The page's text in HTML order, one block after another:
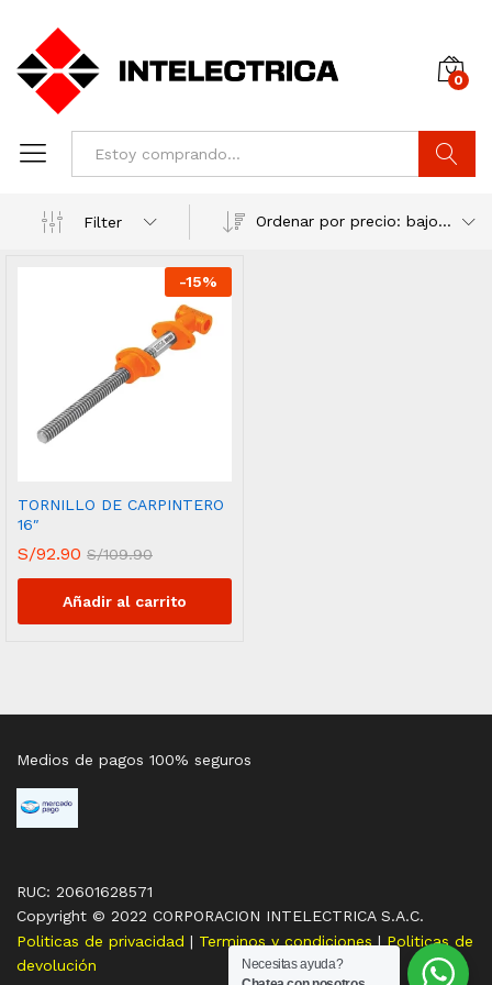
0
Filter
Ordenar por precio: bajo a alto
-15%
TORNILLO DE CARPINTERO
16″
S/92.90 S/109.90
Añadir al carrito
RUC: 20601628571
Copyright © 2022 CORPORACION INTELECTRICA S.A.C.
Medios de pagos 100% seguros
Politicas de privacidad | Terminos y condiciones | Politicas de
devolución
Necesitas ayuda?